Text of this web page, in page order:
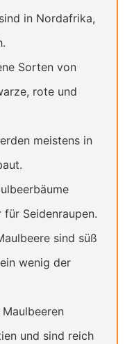
in Nordafrika,
Sorten von
rote und
meistens in
Seidenraupen.
sind süß
wenig der
Maulbeeren
und sind reich